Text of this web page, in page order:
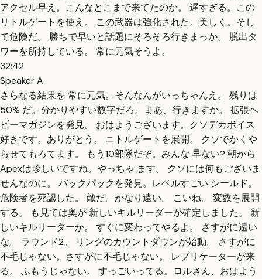
アクセル早え。こんなとこまで来てたのか。 遅すぎる。この
リトルゲートを使え。 この武器は強化された。美しく。そし
て危険だ。 勝ちで早いと話題にそろそろ行きまっか。 脱出タ
ワーを所持している。 常に元気そうよ。
32:42
Speaker A
さらなる結果を 常に元気。そんなんがいっちゃんえ。 残りは
50% だ。分かりやすい数字だろ。まあ、行きますか。 拡張ヘ
ビーマガジンを発見。 おはようございます。クソデカボイス
好きです。ありがとう。 ニトルゲートを展開。 クソでかくや
らせてもろてます。 もう10部隊だぞ。みんな 早ない? 朝から
Apexは珍しいですね。やっちゃ ます。 クソには何もございま
せんなのに。 バックパックを発見。レベルすごい シールド。
危険者を死認した。 敵だ。かなり遠い。 こいね。 変数を展開
する。 も見ては奥が 新しいキルリーダーが確定しました。 新
しいキルリーダーか。 すぐに変わってやるよ。 さすがに遠い
な。 ラウンド2。 リングのカウントダウンが始動。 さすがに
不毛じゃない。さすがに不毛じゃない。 レプリケーターが来
る。 ふもうじゃない。 すっごいってる。ロルさん、おはよう